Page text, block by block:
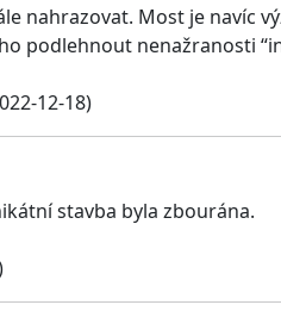
nahrazovat. Most je
podlehnout nenažranosti
12-18)
stavba byla zbourána.